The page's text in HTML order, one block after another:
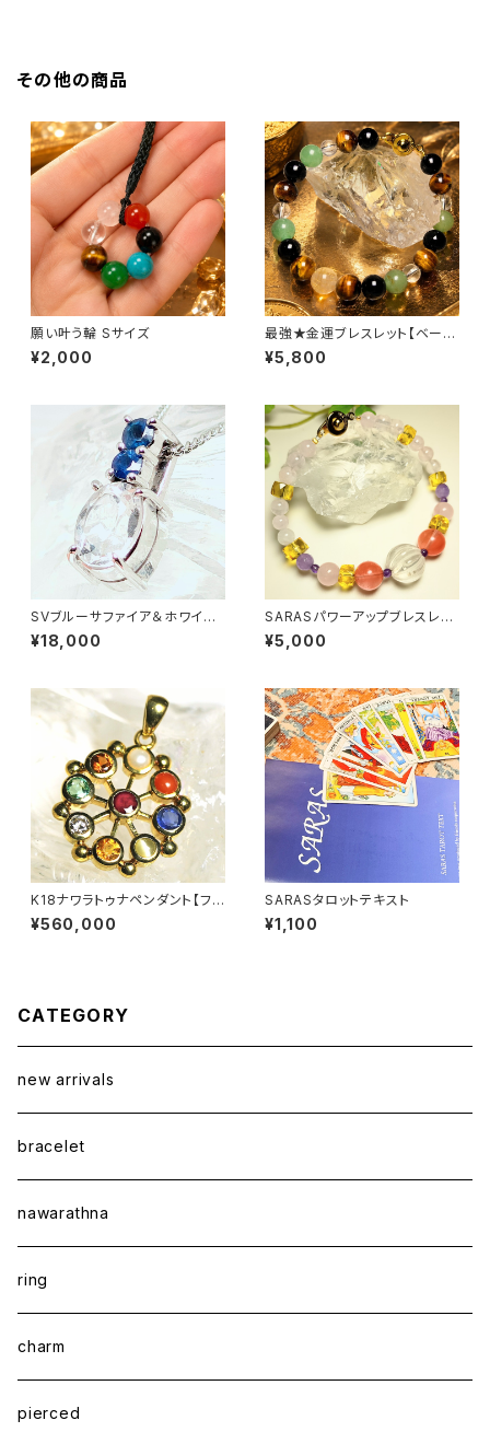
その他の商品
願い叶う輪 Sサイズ
¥2,000
最強★金運ブレスレット【ベーシ
ック】
¥5,800
SVブルーサファイア＆ホワイト
サファイアペンダントトップ ～精
神安定＆安らぎ～
¥18,000
SARASパワーアップブレスレッ
ト
¥5,000
K18ナワラトゥナペンダント【フラ
ワー】
¥560,000
SARASタロットテキスト
¥1,100
CATEGORY
new arrivals
bracelet
nawarathna
ring
charm
pierced